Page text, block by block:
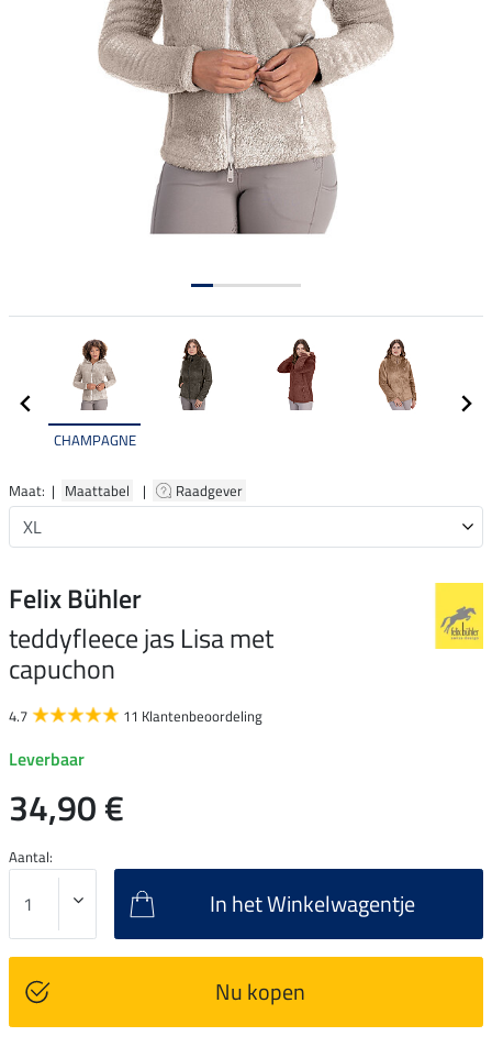
CHAMPAGNE
Maat: | Maattabel | Raadgever
Felix Bühler
teddyfleece jas Lisa met
capuchon
4.7 11 Klantenbeoordeling
Leverbaar
34,90 €
Aantal:
In het Winkelwagentje
Nu kopen